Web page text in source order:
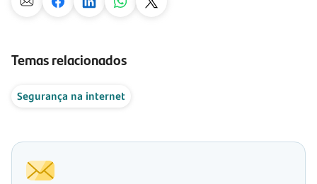
Temas relacionados
Segurança na internet